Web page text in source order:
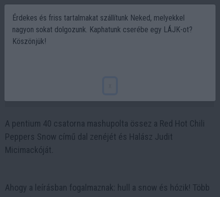
A pentium 40 csatorna mashupolta össez a Red Hot Chili
Peppers Snow című dal zenéjét és Halász Judit
Micimackóját.
Ahogy a leírásban fogalmaznak: hull a snow és hózik! Több
Érdekes és friss tartalmakat szállítunk Neked, melyekkel
nagyon sokat dolgozunk. Kaphatunk cserébe egy LÁJK-ot?
Köszönjük!